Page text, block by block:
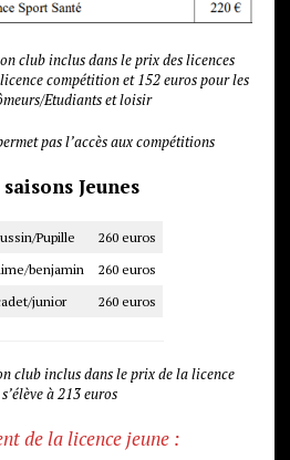
club inclus dans le prix des licences
compétition et 152 euros pour les
Etudiants et loisir
pas l’accès aux compétitions
Jeunes
Pupille
260 euros
benjamin
260 euros
junior
260 euros
club inclus dans le prix de la licence
à 213 euros
de la licence jeune :